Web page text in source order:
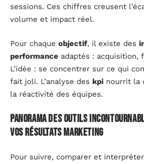
sessions. Ces chiffres creusent
volume et impact réel.
Pour chaque objectif, il existe des
performance adaptés : acquisition,
L’idée : se concentrer sur ce qui
fait joli. L’analyse des kpi nourrit la
la réactivité des équipes.
Panorama des outils
vos résultats marketing
Pour suivre, comparer et